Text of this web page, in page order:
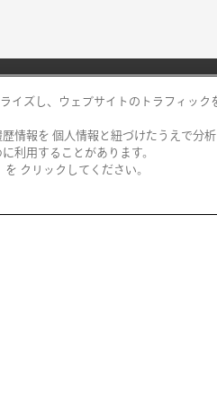
阪急
イズし、ウェブサイトのトラフィック
情報を 個人情報と紐づけたうえで分析
利用することがあります。
クリックしてください。